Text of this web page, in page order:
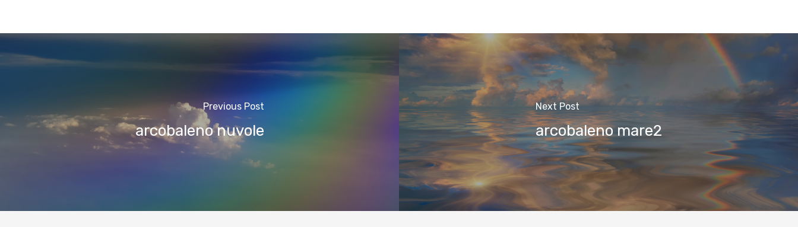
Previous Post
arcobaleno nuvole
Next Post
arcobaleno mare2